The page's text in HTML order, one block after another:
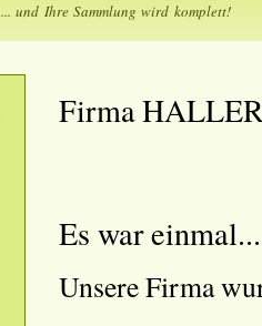
... und Ihre Sammlung wird komplett!
Firma
Es war einmal...
Unsere Firma